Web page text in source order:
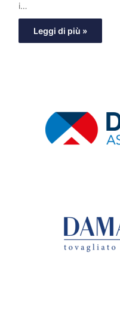
i…
Leggi di più »